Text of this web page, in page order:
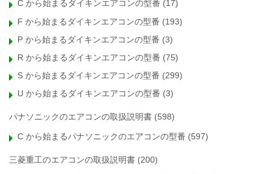
C から始まるダイキンエアコンの型番 (17)
F から始まるダイキンエアコンの型番 (193)
P から始まるダイキンエアコンの型番 (3)
R から始まるダイキンエアコンの型番 (75)
S から始まるダイキンエアコンの型番 (299)
U から始まるダイキンエアコンの型番 (3)
パナソニックのエアコンの取扱説明書 (598)
C から始まるパナソニックのエアコンの型番 (597)
三菱重工のエアコンの取扱説明書 (200)